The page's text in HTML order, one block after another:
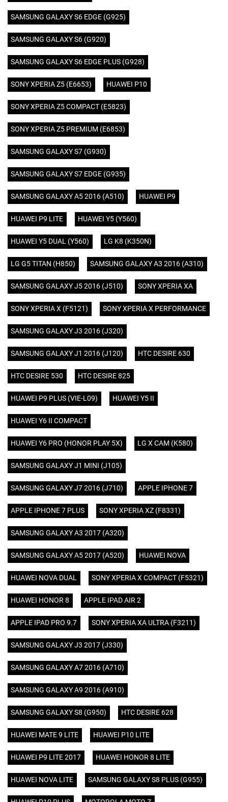
SAMSUNG GALAXY S6 EDGE (G925)
SAMSUNG GALAXY S6 (G920)
SAMSUNG GALAXY S6 EDGE PLUS (G928)
SONY XPERIA Z5 (E6653) HUAWEI P10
SONY XPERIA Z5 COMPACT (E5823)
SONY XPERIA Z5 PREMIUM (E6853)
SAMSUNG GALAXY S7 (G930)
SAMSUNG GALAXY S7 EDGE (G935)
SAMSUNG GALAXY A5 2016 (A510) HUAWEI P9
HUAWEI P9 LITE HUAWEI Y5 (Y560)
HUAWEI Y5 DUAL (Y560) LG K8 (K350N)
LG G5 TITAN (H850) SAMSUNG GALAXY A3 2016 (A310)
SAMSUNG GALAXY J5 2016 (J510) SONY XPERIA XA
SONY XPERIA X (F5121) SONY XPERIA X PERFORMANCE
SAMSUNG GALAXY J3 2016 (J320)
SAMSUNG GALAXY J1 2016 (J120) HTC DESIRE 630
HTC DESIRE 530 HTC DESIRE 825
HUAWEI P9 PLUS (VIE-L09) HUAWEI Y5 II
HUAWEI Y6 II COMPACT
HUAWEI Y6 PRO (HONOR PLAY 5X) LG X CAM (K580)
SAMSUNG GALAXY J1 MINI (J105)
SAMSUNG GALAXY J7 2016 (J710) APPLE IPHONE 7
APPLE IPHONE 7 PLUS SONY XPERIA XZ (F8331)
SAMSUNG GALAXY A3 2017 (A320)
SAMSUNG GALAXY A5 2017 (A520) HUAWEI NOVA
HUAWEI NOVA DUAL SONY XPERIA X COMPACT (F5321)
HUAWEI HONOR 8 APPLE IPAD AIR 2
APPLE IPAD PRO 9.7 SONY XPERIA XA ULTRA (F3211)
SAMSUNG GALAXY J3 2017 (J330)
SAMSUNG GALAXY A7 2016 (A710)
SAMSUNG GALAXY A9 2016 (A910)
SAMSUNG GALAXY S8 (G950) HTC DESIRE 628
HUAWEI MATE 9 LITE HUAWEI P10 LITE
HUAWEI P9 LITE 2017 HUAWEI HONOR 8 LITE
HUAWEI NOVA LITE SAMSUNG GALAXY S8 PLUS (G955)